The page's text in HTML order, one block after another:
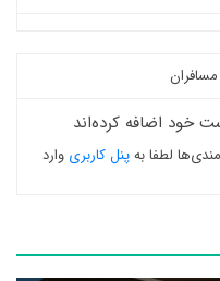
مسافران
لطفا بهپنل کاربری وارد